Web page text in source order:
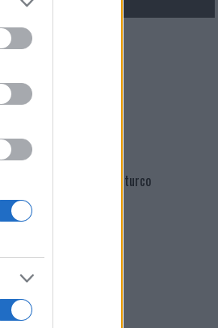
Mario Malu
Martina Agostina Diturco
I nostri cari